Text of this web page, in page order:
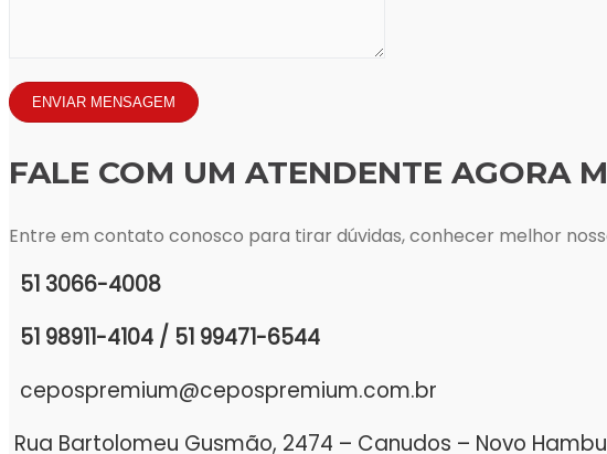
FALE COM UM ATENDENTE AGORA
Entre em contato conosco para tirar dúvidas, conhecer melhor
51 3066-4008
51 98911-4104 / 51 99471-6544
cepospremium@cepospremium.com.br
Rua Bartolomeu Gusmão, 2474 – Canudos – Novo